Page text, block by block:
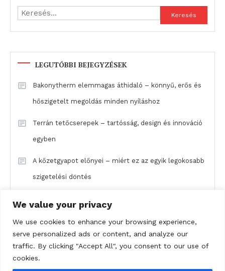
We value your privacy
We use cookies to enhance your browsing experience,
serve personalized ads or content, and analyze our
traffic. By clicking "Accept All", you consent to our use of
cookies.
Keresés:
LEGUTÓBBI BEJEGYZÉSEK
Bakonytherm elemmagas áthidaló – könnyű, erős és
hőszigetelt megoldás minden nyíláshoz
Terrán tetőcserepek – tartósság, design és innováció
egyben
A kőzetgyapot előnyei – miért ez az egyik legokosabb
szigetelési döntés
A Semmelrock Appia Kombi térkő: klasszikus
elegancia modern kivitelben